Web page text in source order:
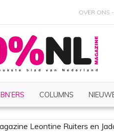
OVER ONS
BN’ERS COLUMNS